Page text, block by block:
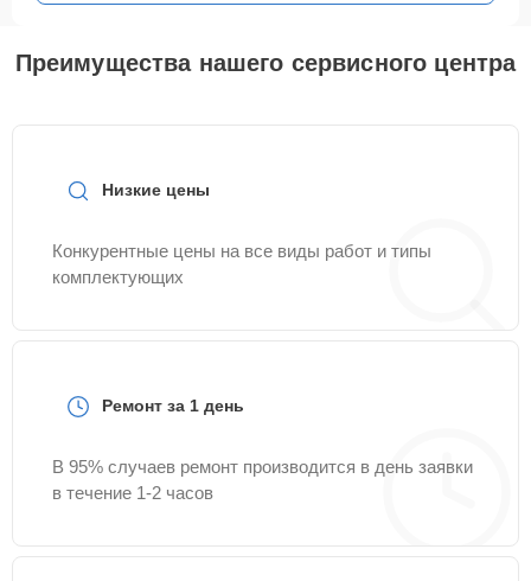
Преимущества нашего сервисного центра
Низкие цены
Конкурентные цены на все виды работ и типы
комплектующих
Ремонт за 1 день
В 95% случаев ремонт производится в день заявки
в течение 1-2 часов